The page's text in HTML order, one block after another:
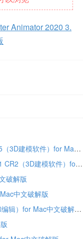
Animator 2020 3.
SketchUp Pro（草图大师） 2022 22.0.315（3D建模软件）for Mac中文破解版
SketchUp Pro（草图大师） 2021 21.1.331 CR2（3D建模软件）for Mac中文破解版
破解版
中文破解版
Adobe Photoshop 2021 23.1（图像处理和编辑）for Mac中文破解版